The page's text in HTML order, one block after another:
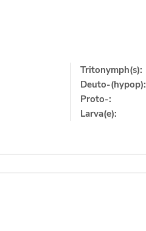
Tritonymph(s):
Deuto-(hypop):
Proto-:
Larva(e):